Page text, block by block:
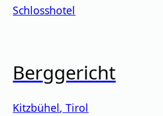
Schlosshotel
Berggericht
Kitzbühel,Tirol